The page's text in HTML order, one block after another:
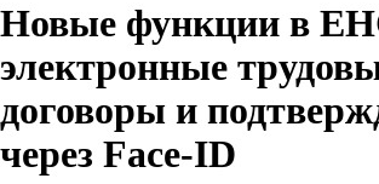
Новые функции в
электронные
договоры и
через Face-ID